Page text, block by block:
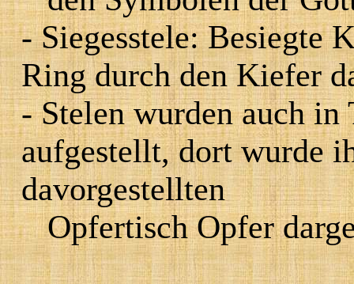
- Siegesstele: Besiegte
Ring durch den Kiefer
- Stelen wurden auch in
aufgestellt, dort wurde
davorgestellten
Opfertisch Opfer